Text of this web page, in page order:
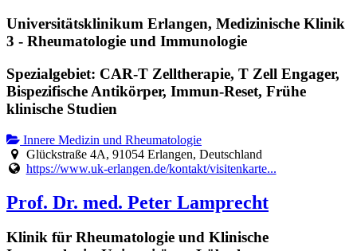
Universitätsklinikum Erlangen, Medizinische Klinik
3 - Rheumatologie und Immunologie
Spezialgebiet: CAR-T Zelltherapie, T Zell Engager,
Bispezifische Antikörper, Immun-Reset, Frühe
klinische Studien
Innere Medizin und Rheumatologie
Glückstraße 4A, 91054 Erlangen, Deutschland
https://www.uk-erlangen.de/kontakt/visitenkarte...
Prof. Dr. med. Peter Lamprecht
Klinik für Rheumatologie und Klinische